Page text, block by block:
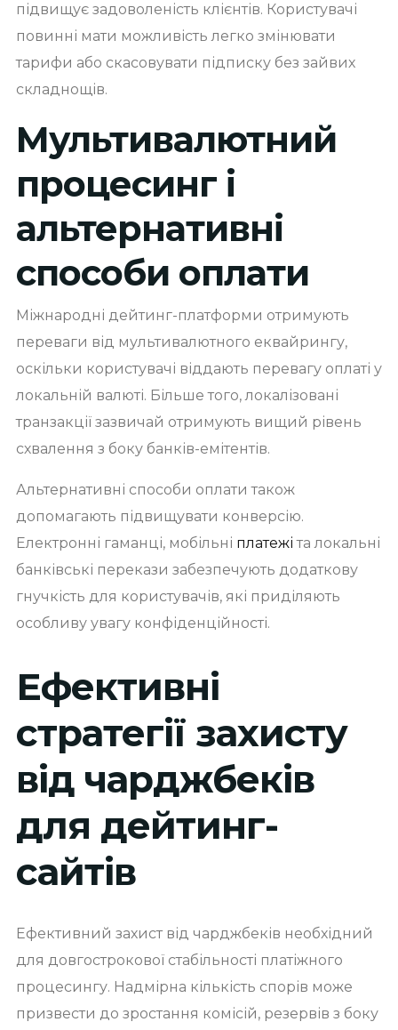
підвищує задоволеність клієнтів. Користувачі
повинні мати можливість легко змінювати
тарифи або скасовувати підписку без зайвих
складнощів.
Мультивалютний
процесинг і
альтернативні
способи оплати
Міжнародні дейтинг-платформи отримують
переваги від мультивалютного еквайрингу,
оскільки користувачі віддають перевагу оплаті у
локальній валюті. Більше того, локалізовані
транзакції зазвичай отримують вищий рівень
схвалення з боку банків-емітентів.
Альтернативні способи оплати також
допомагають підвищувати конверсію.
Електронні гаманці, мобільні платежіта локальні
банківські перекази забезпечують додаткову
гнучкість для користувачів, які приділяють
особливу увагу конфіденційності.
Ефективні
стратегії захисту
від чарджбеків
для дейтинг-
сайтів
Ефективний захист від чарджбеків необхідний
для довгострокової стабільності платіжного
процесингу. Надмірна кількість спорів може
призвести до зростання комісій, резервів з боку